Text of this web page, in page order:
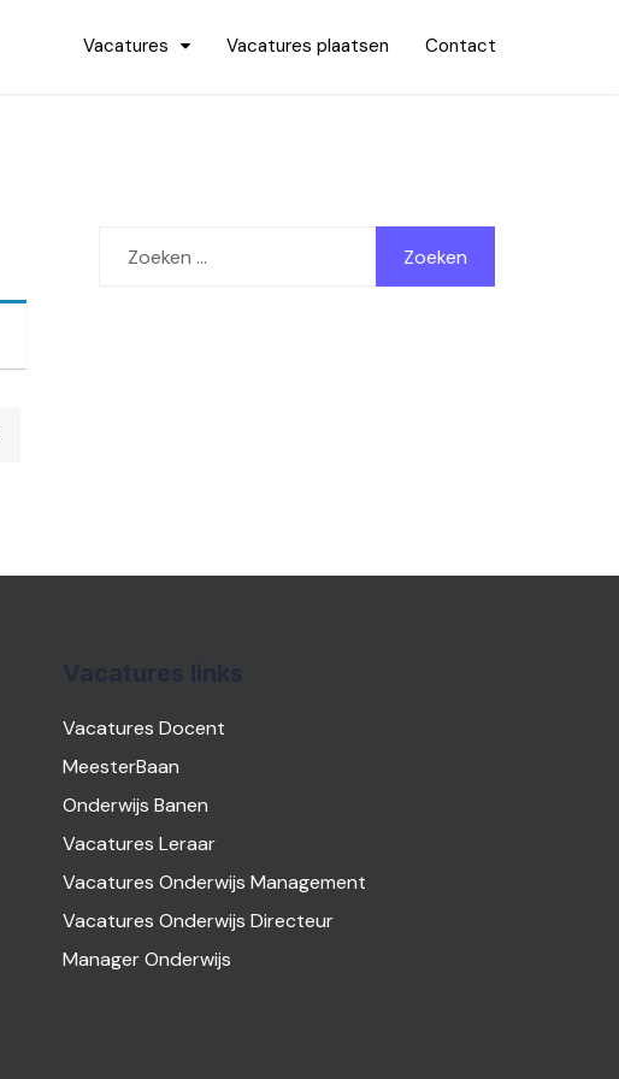
Vacatures Vacatures plaatsen Contact
naar:
Vacatures Docent
MeesterBaan
Onderwijs Banen
Vacatures Leraar
Vacatures Onderwijs Management
Vacatures Onderwijs Directeur
Manager Onderwijs